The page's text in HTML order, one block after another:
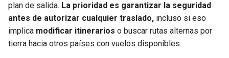
plan de salida. La prioridad es garantizar la seguridad
antes de autorizar cualquier traslado, incluso si eso
implica modificar itinerarios o buscar rutas alternas por
tierra hacia otros países con vuelos disponibles.